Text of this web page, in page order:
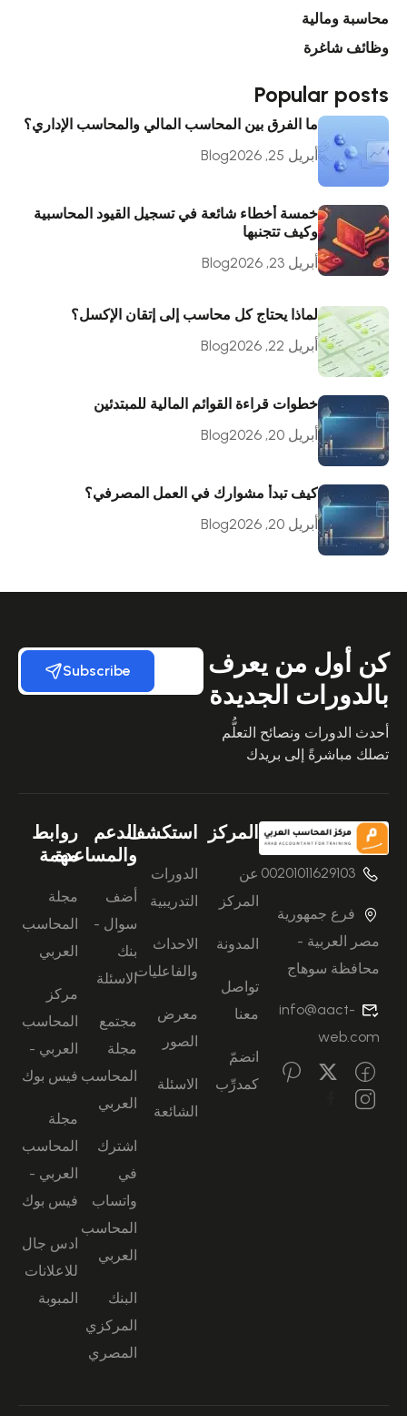
محاسبة ومالية
وظائف شاغرة
Popular posts
ما الفرق بين المحاسب المالي والمحاسب الإداري؟
أبريل 25, 2026
Blog
خمسة أخطاء شائعة في تسجيل القيود المحاسبية
وكيف تتجنبها
أبريل 23, 2026
Blog
لماذا يحتاج كل محاسب إلى إتقان الإكسل؟
أبريل 22, 2026
Blog
خطوات قراءة القوائم المالية للمبتدئين
أبريل 20, 2026
Blog
كيف تبدأ مشوارك في العمل المصرفي؟
أبريل 20, 2026
Blog
كن أول من يعرف
بالدورات الجديدة
أحدث الدورات ونصائح التعلُّم
تصلك مباشرةً إلى بريدك
Subscribe
00201011629103
فرع جمهورية
مصر العربية -
محافظة سوهاج
info@aact-
web.com
المركز
عن
المركز
المدونة
تواصل
معنا
انضمّ
كمدرِّب
استكشف
الدورات
التدريبية
الاحداث
والفاعليات
معرض
الصور
الاسئلة
الشائعة
الدعم
والمساعدة
أضف
سوال -
بنك
الاسئلة
مجتمع
مجلة
المحاسب
العربي
اشترك
في
واتساب
المحاسب
العربي
البنك
المركزي
المصري
روابط
مهمة
مجلة
المحاسب
العربي
مركز
المحاسب
العربي -
فيس بوك
مجلة
المحاسب
العربي -
فيس بوك
ادس جال
للاعلانات
المبوبة